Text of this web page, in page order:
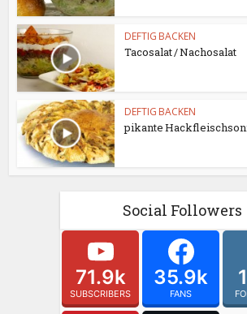
DEFTIG BACKEN
Tacosalat / Nachosalat
DEFTIG BACKEN
pikante
Social Followers
71.9k
SUBSCRIBERS
35.9k
FANS